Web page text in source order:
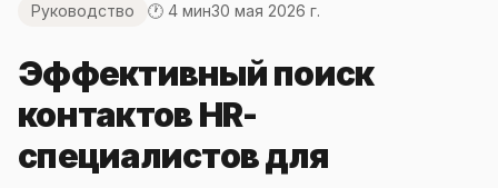
Руководство 🕐 4 мин30 мая 2026 г.
Эффективный поиск
контактов HR-
специалистов для